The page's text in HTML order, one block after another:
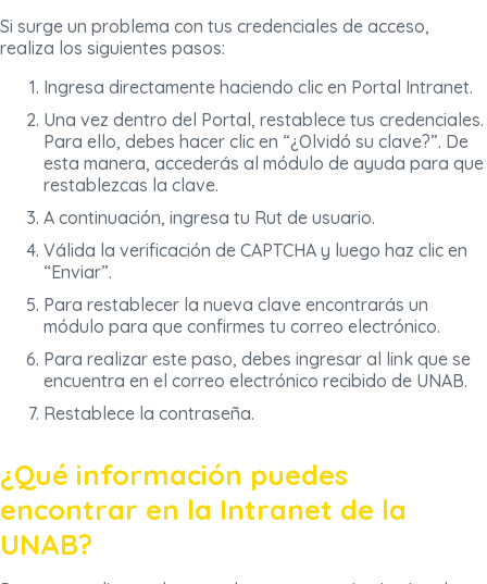
Si surge un problema con tus credenciales de acceso,
realiza los siguientes pasos:
Ingresa directamente haciendo clic en Portal Intranet.
Una vez dentro del Portal, restablece tus credenciales.
Para ello, debes hacer clic en “¿Olvidó su clave?”. De
esta manera, accederás al módulo de ayuda para que
restablezcas la clave.
A continuación, ingresa tu Rut de usuario.
Válida la verificación de CAPTCHA y luego haz clic en
“Enviar”.
Para restablecer la nueva clave encontrarás un
módulo para que confirmes tu correo electrónico.
Para realizar este paso, debes ingresar al link que se
encuentra en el correo electrónico recibido de UNAB.
Restablece la contraseña.
¿Qué información puedes
encontrar en la Intranet de la
UNAB?